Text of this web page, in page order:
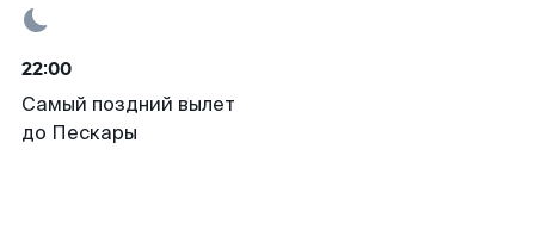
22:00
Самый поздний вылет
до Пескары